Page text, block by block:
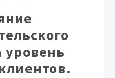
уровень